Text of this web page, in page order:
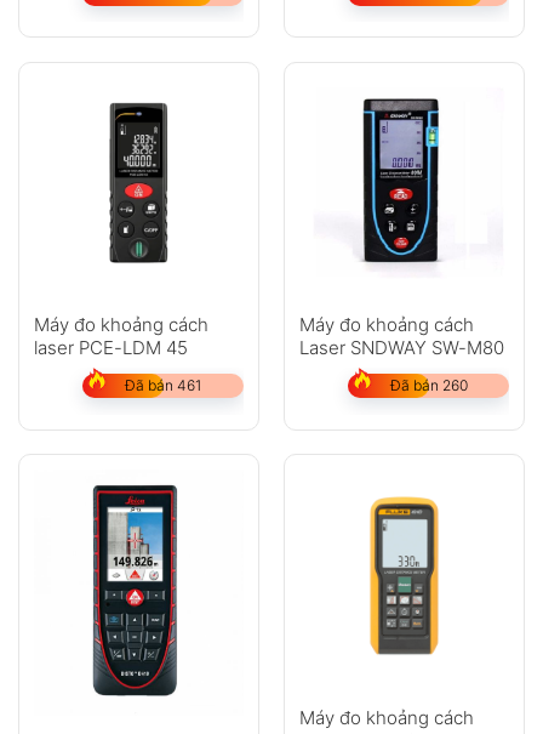
Máy đo khoảng cách
laser PCE-LDM 45
Đã bán 461
Máy đo khoảng cách
Laser SNDWAY SW-M80
Đã bán 260
Máy đo khoảng cách